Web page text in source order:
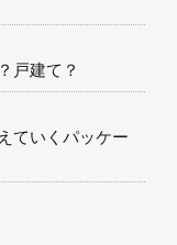
戸建て？
ていくパッケー